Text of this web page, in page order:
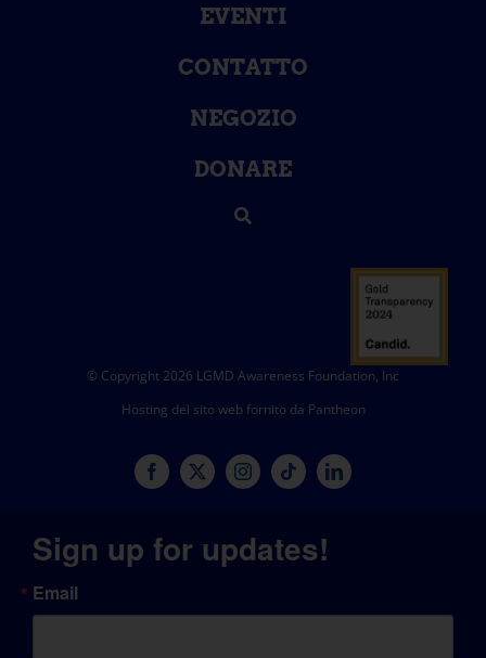
EVENTI
CONTATTO
NEGOZIO
DONARE
© Copyright 2026 LGMD Awareness Foundation, Inc
Hosting del sito web fornito da Pantheon
Sign up for updates!
Email